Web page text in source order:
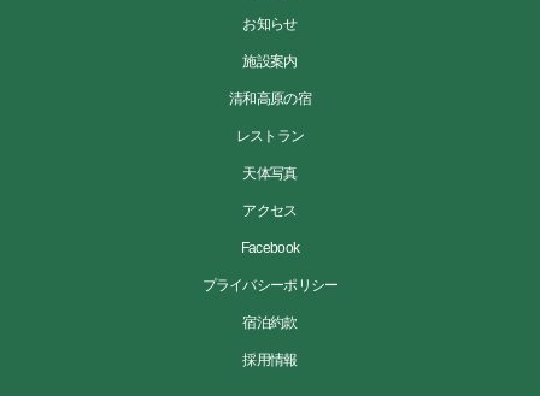
お知らせ
施設案内
清和高原の宿
レストラン
天体写真
アクセス
Facebook
プライバシーポリシー
宿泊約款
採用情報